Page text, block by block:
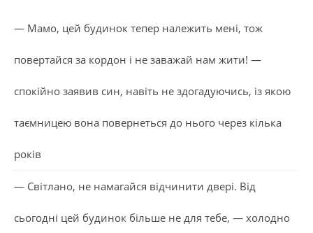
— Мамо, цей будинок тепер належить мені, тож
повертайся за кордон і не заважай нам жити! —
спокійно заявив син, навіть не здогадуючись, із якою
таємницею вона повернеться до нього через кілька
років
— Світлано, не намагайся відчинити двері. Від
сьогодні цей будинок більше не для тебе, — холодно